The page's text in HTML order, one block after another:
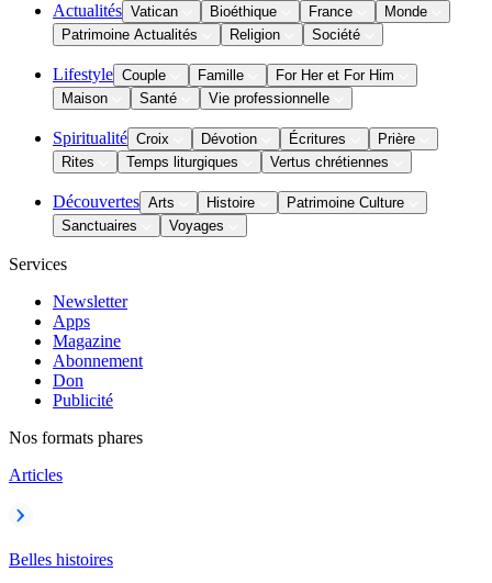
Actualités Vatican Bioéthique France
Monde
Patrimoine Actualités
Religion Société
Lifestyle Couple Famille
For Her et For Him
Maison
Santé Vie professionnelle
Spiritualité Croix Dévotion Écritures
Prière
Rites
Temps liturgiques Vertus chrétiennes
Découvertes Arts Histoire
Patrimoine Culture
Sanctuaires
Voyages
Services
Newsletter
Apps
Magazine
Abonnement
Don
Publicité
Nos formats phares
Articles
Belles histoires